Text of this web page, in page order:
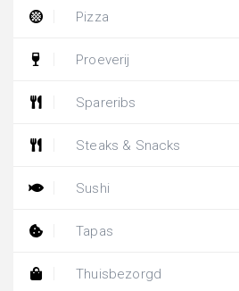
Pizza
Proeverij
Spareribs
Steaks & Snacks
Sushi
Tapas
Thuisbezorgd